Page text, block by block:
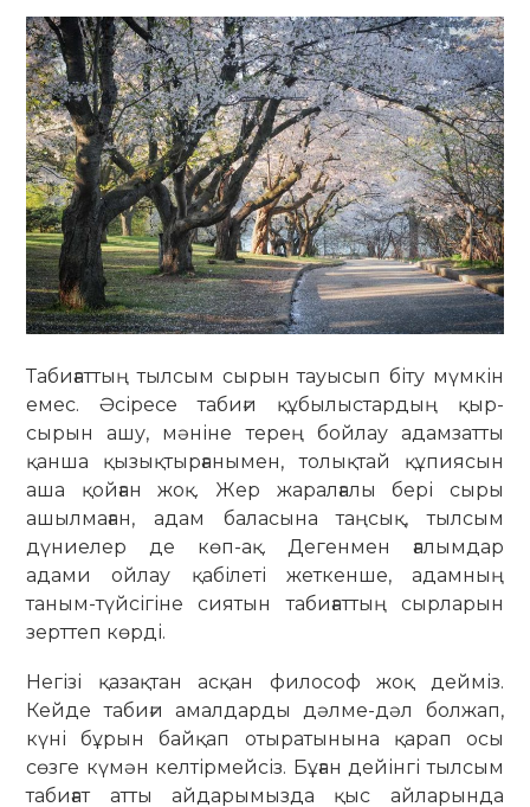
Табиғаттың тылсым сырын тауысып біту мүмкін
емес. Әсіресе табиғи құбылыстардың қыр-
сырын ашу, мәніне терең бойлау адамзатты
қанша қызықтырғанымен, толықтай құпиясын
аша қойған жоқ. Жер жаралғалы бері сыры
ашылмаған, адам баласына таңсық, тылсым
дүниелер де көп-ақ. Дегенмен ғалымдар
адами ойлау қабілеті жеткенше, адамның
таным-түйсігіне сиятын табиғаттың сырларын
зерттеп көрді.
Негізі қазақтан асқан философ жоқ дейміз.
Кейде табиғи амалдарды дәлме-дәл болжап,
күні бұрын байқап отыратынына қарап осы
сөзге күмән келтірмейсіз. Бұған дейінгі тылсым
табиғат атты айдарымызда қыс ай­ларында